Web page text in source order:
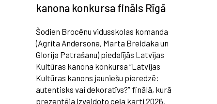
kanona konkursa fināls Rīgā
Šodien Brocēnu vidusskolas komanda
(Agrita Andersone, Marta Breidaka un
Glorija Patrašanu) piedalījās Latvijas
Kultūras kanona konkursa “Latvijas
Kultūras kanons jauniešu pieredzē:
autentisks vai dekoratīvs?” finālā, kurā
prezentēja izveidoto ceļa karti 2026.